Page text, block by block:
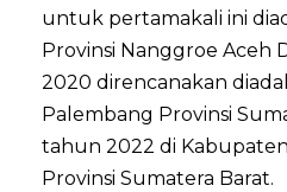
untuk pertamakali ini
Provinsi Nanggroe Aceh
2020 direncanakan
Palembang Provinsi
tahun 2022 di
Provinsi Sumatera Barat.